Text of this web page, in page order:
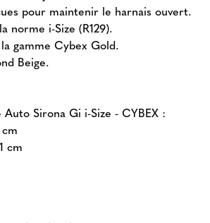
pour maintenir le harnais ouvert.
norme i-Size (R129).
gamme Cybex Gold.
Beige.
Auto Sirona Gi i-Size - CYBEX :
cm